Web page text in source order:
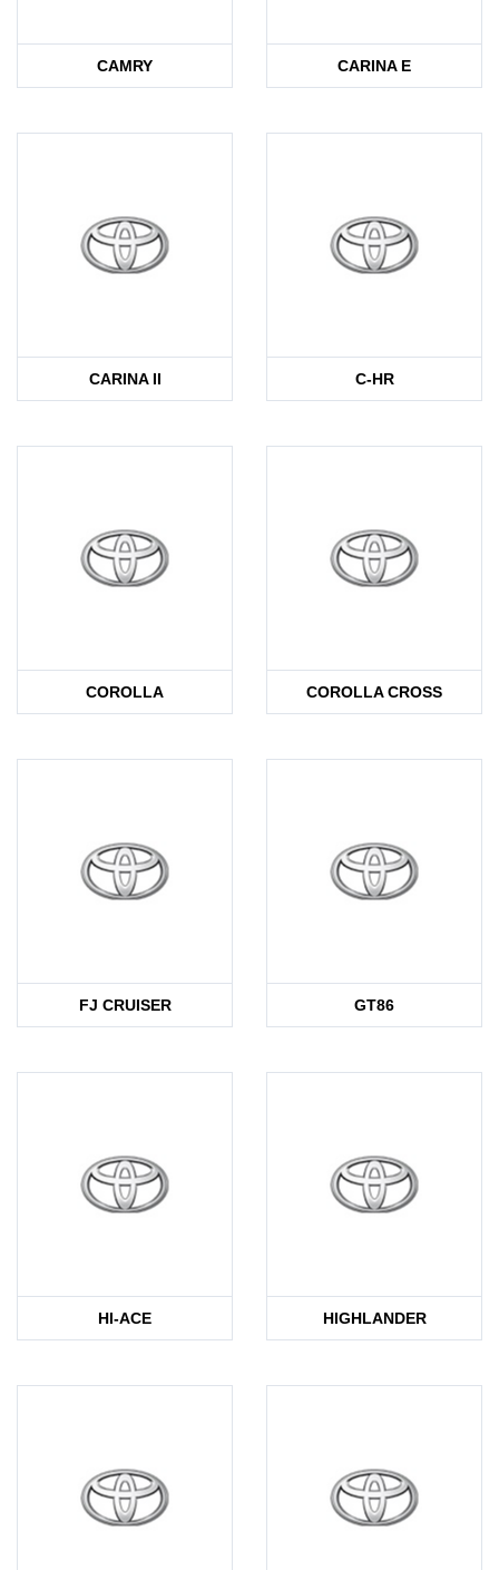
CAMRY CARINA E
CARINA II C-HR
COROLLA COROLLA CROSS
FJ CRUISER GT86
HI-ACE HIGHLANDER